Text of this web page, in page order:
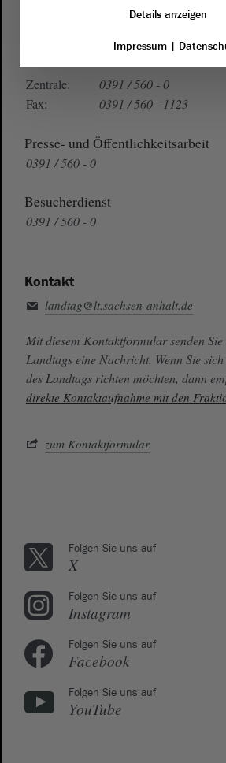
Auf Google Maps
Zentrale:
0391 / 560 - 0
Fax:
0391 / 560 - 1123
Presse- und Öffentlichkeitsarbeit
0391 / 560 - 0
Besucherdienst
0391 / 560 - 0
Kontakt
landtag@lt.sachsen-anhalt.de
Mit diesem Kontaktformular senden
Landtags eine Nachricht. Wenn Sie
des Landtags richten möchten, dann
direkte Kontaktaufnahme mit den
zum Kontaktformular
Folgen Sie uns auf
X
Folgen Sie uns auf
Instagram
Folgen Sie uns auf
Facebook
Folgen Sie uns auf
YouTube
Details anzeigen
Impressum|